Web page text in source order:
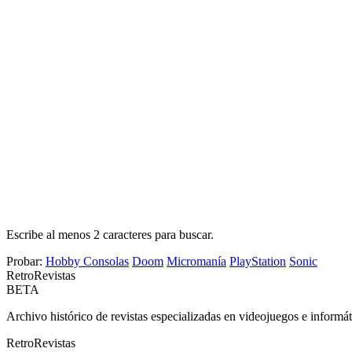
Escribe al menos 2 caracteres para buscar.
Probar: Hobby Consolas Doom Micromanía PlayStation Sonic
RetroRevistas
BETA
Archivo histórico de revistas especializadas en videojuegos e
RetroRevistas